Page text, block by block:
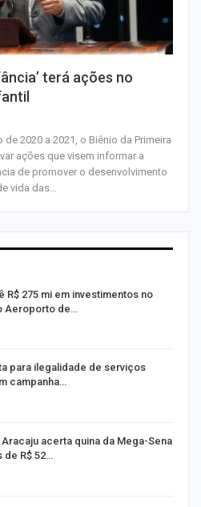
terá ações no
2020 a 2021, o Biênio da Primeira
ações que visem informar a
de promover o desenvolvimento
vida das…
R$ 275 mi em investimentos no
Aeroporto de…
para ilegalidade de serviços
campanha…
acerta quina da Mega-Sena
de R$ 52…